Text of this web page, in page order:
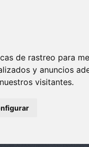
de rastreo para
y anuncios
visitantes.